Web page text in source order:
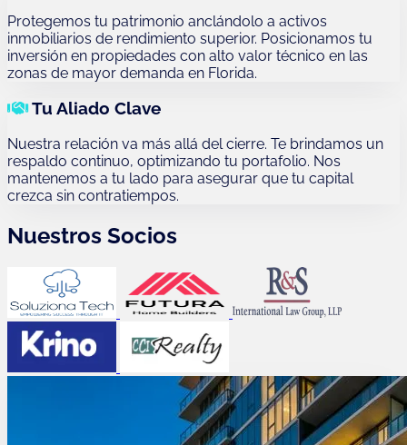
Protegemos tu patrimonio anclándolo a activos
inmobiliarios de rendimiento superior. Posicionamos tu
inversión en propiedades con alto valor técnico en las
zonas de mayor demanda en Florida.
Tu Aliado Clave
Nuestra relación va más allá del cierre. Te brindamos un
respaldo continuo, optimizando tu portafolio. Nos
mantenemos a tu lado para asegurar que tu capital
crezca sin contratiempos.
Nuestros Socios